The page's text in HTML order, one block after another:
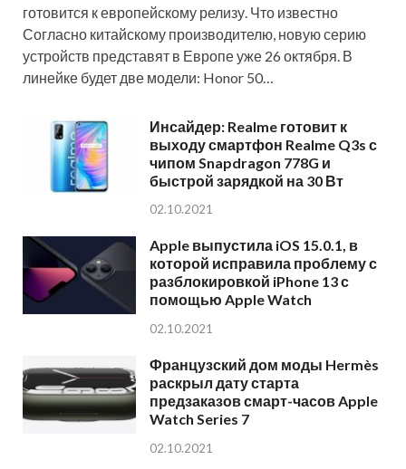
готовится к европейскому релизу. Что известно
Согласно китайскому производителю, новую серию
устройств представят в Европе уже 26 октября. В
линейке будет две модели: Honor 50…
Инсайдер: Realme готовит к
выходу смартфон Realme Q3s с
чипом Snapdragon 778G и
быстрой зарядкой на 30 Вт
02.10.2021
Apple выпустила iOS 15.0.1, в
которой исправила проблему с
разблокировкой iPhone 13 с
помощью Apple Watch
02.10.2021
Французский дом моды Hermès
раскрыл дату старта
предзаказов смарт-часов Apple
Watch Series 7
02.10.2021